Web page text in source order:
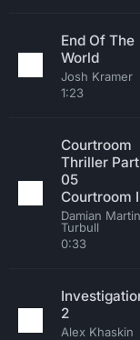
End Of The
World
Josh Kramer
1:23
Courtroom
Thriller Part
05
Courtroom I
Damian Martin
Turbull
0:33
2
Alex Khaskin